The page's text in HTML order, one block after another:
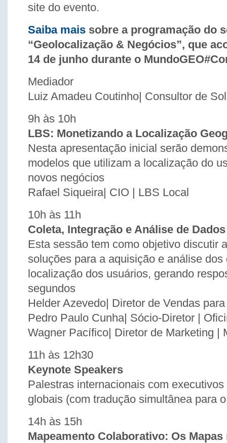
site do evento.
Saiba mais sobre a programação do
“Geolocalização & Negócios”, que
14 de junho durante o
Mediador
Luiz Amadeu Coutinho| Consultor de
9h às 10h
LBS: Monetizando a Localização
Nesta apresentação inicial serão
modelos que utilizam a localização do
novos negócios
Rafael Siqueira| CIO | LBS Local
10h às 11h
Coleta, Integração e Análise de
Esta sessão tem como objetivo discutir
soluções para a aquisição e análise dos
localização dos usuários, gerando
segundos
Helder Azevedo| Diretor de Vendas
Pedro Paulo Cunha| Sócio-Diretor |
Wagner Pacífico| Diretor de Marketing |
11h às 12h30
Keynote Speakers
Palestras internacionais com
globais (com tradução simultânea para
14h às 15h
Mapeamento Colaborativo: Os Mapas